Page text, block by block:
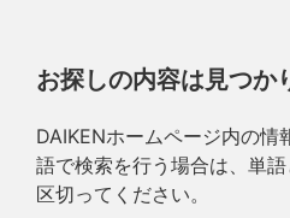
お探しの内容は見つか
DAIKENホームページ内の情
語で検索を行う場合は、単
区切ってください。